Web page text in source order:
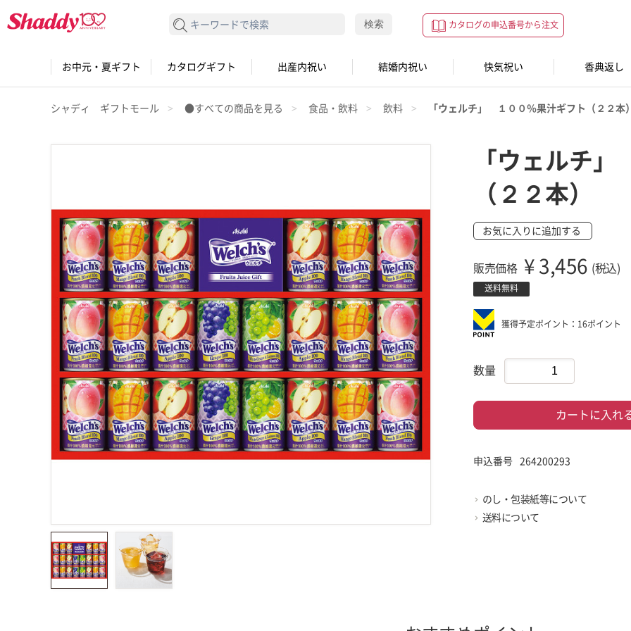
カタログの申込番号から注文
検索する 検索
お中元・夏ギフト カタログギフト 出産内祝い 結婚内祝い 快気祝い 香典返し
シャディ ギフトモール ●すべての商品を見る 食品・飲料 飲料 「ウェルチ」 １００％果汁ギフト（２２本
「ウェルチ
（２２本）
お気に入りに追加する
販売価格 ¥ 3,456 (税込)
送料無料
獲得予定ポイント：16ポイント
数量
カートに入れ
申込番号 264200293
のし・包装紙等について
送料について